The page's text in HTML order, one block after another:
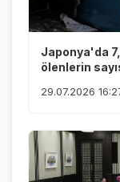
Japonya'da
ölenlerin
29.07.2026